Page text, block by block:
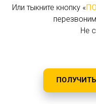
Или тыкните кнопку «
Не